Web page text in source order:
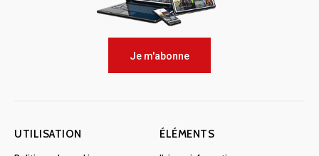
Je m'abonne
UTILISATION ÉLÉMENTS